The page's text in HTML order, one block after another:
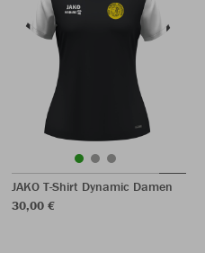
JAKO T-Shirt Dynamic Damen
30,00 €